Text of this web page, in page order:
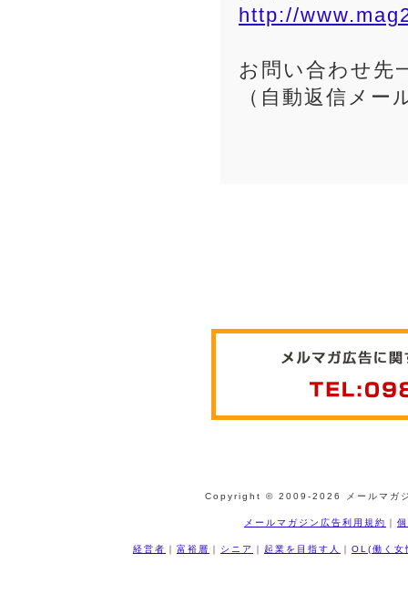
http://
お問い合わせ先
（自動返信メ
Copyright © 2009-2026 メールマガ
メールマガジン広告利用規約 ｜
経営者 ｜ 富裕層 ｜ シニア ｜ 起業を目指す人 ｜ OL(働く女